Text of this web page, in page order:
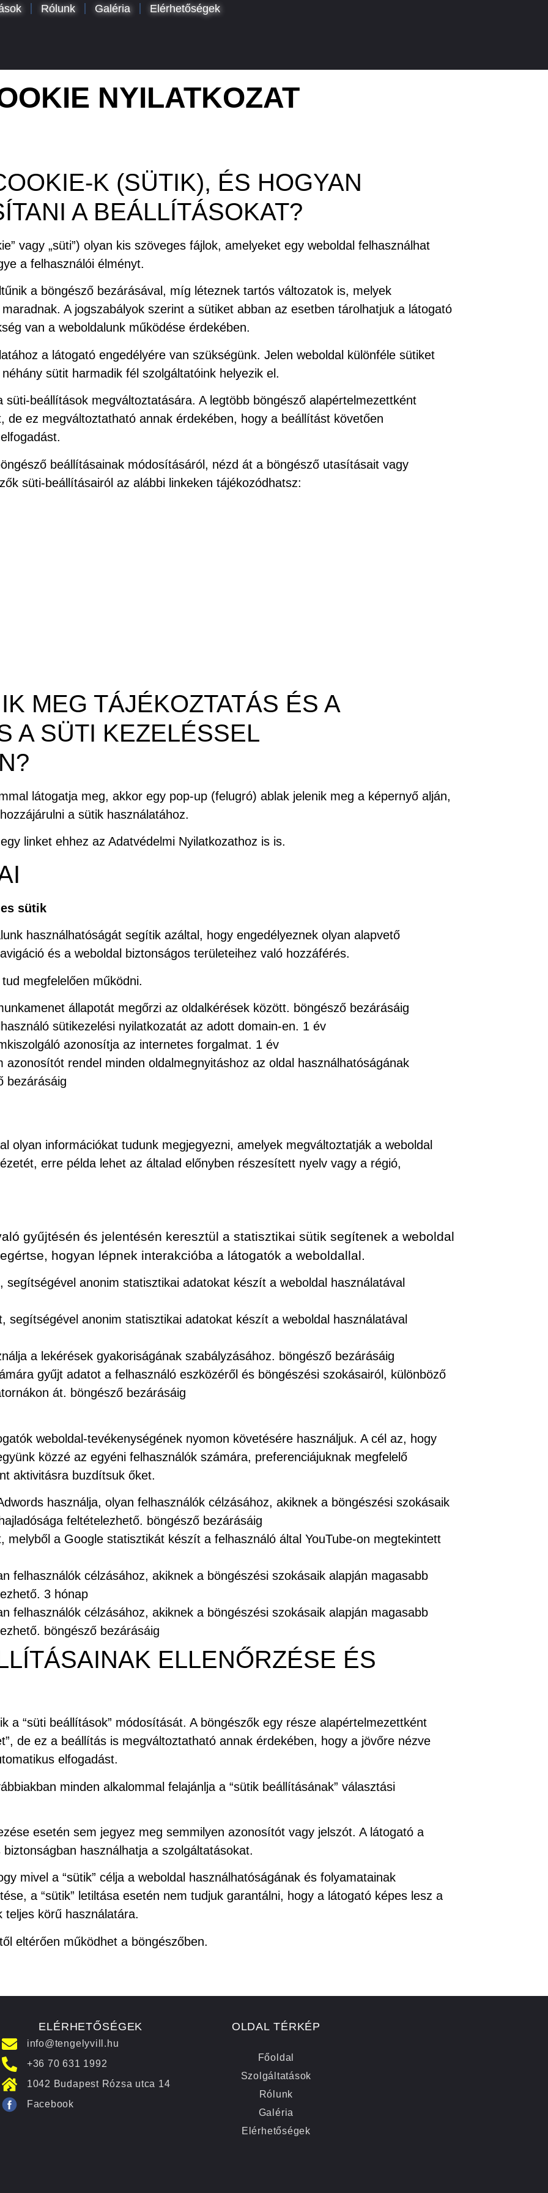
Rólunk Galéria Elérhetőségek
NYILATKOZAT
K (SÜTIK), ÉS HOGYAN
A BEÁLLÍTÁSOKAT?
vagy „süti”) olyan kis szöveges fájlok, amelyeket egy weboldal felhasználhat
a felhasználói élményt.
a böngésző bezárásával, míg léteznek tartós változatok is, melyek
A jogszabályok szerint a sütiket abban az esetben tárolhatjuk a látogató
van a weboldalunk működése érdekében.
a látogató engedélyére van szükségünk. Jelen weboldal különféle sütiket
sütit harmadik fél szolgáltatóink helyezik el.
süti-beállítások megváltoztatására. A legtöbb böngésző alapértelmezettként
de ez megváltoztatható annak érdekében, hogy a beállítást követően
beállításainak módosításáról, nézd át a böngésző utasításait vagy
süti-beállításairól az alábbi linkeken tájékozódhatsz:
MEG TÁJÉKOZTATÁS ÉS A
A SÜTI KEZELÉSSEL
látogatja meg, akkor egy pop-up (felugró) ablak jelenik meg a képernyő alján,
a sütik használatához.
linket ehhez az Adatvédelmi Nyilatkozathoz is is.
sütik
használhatóságát segítik azáltal, hogy engedélyeznek olyan alapvető
és a weboldal biztonságos területeihez való hozzáférés.
megfelelően működni.
állapotát megőrzi az oldalkérések között. böngésző bezárásáig
sütikezelési nyilatkozatát az adott domain-en. 1 év
azonosítja az internetes forgalmat. 1 év
azonosítót rendel minden oldalmegnyitáshoz az oldal használhatóságának
bezárásáig
olyan információkat tudunk megjegyezni, amelyek megváltoztatják a weboldal
erre példa lehet az általad előnyben részesített nyelv vagy a régió,
gyűjtésén és jelentésén keresztül a statisztikai sütik segítenek a weboldal
hogyan lépnek interakcióba a látogatók a weboldallal.
anonim statisztikai adatokat készít a weboldal használatával
segítségével anonim statisztikai adatokat készít a weboldal használatával
a lekérések gyakoriságának szabályzásához. böngésző bezárásáig
gyűjt adatot a felhasználó eszközéről és böngészési szokásairól, különböző
át. böngésző bezárásáig
weboldal-tevékenységének nyomon követésére használjuk. A cél az, hogy
közzé az egyéni felhasználók számára, preferenciájuknak megfelelő
aktivitásra buzdítsuk őket.
használja, olyan felhasználók célzásához, akiknek a böngészési szokásaik
feltételezhető. böngésző bezárásáig
a Google statisztikát készít a felhasználó által YouTube-on megtekintett
felhasználók célzásához, akiknek a böngészési szokásaik alapján magasabb
3 hónap
felhasználók célzásához, akiknek a böngészési szokásaik alapján magasabb
böngésző bezárásáig
ELLENŐRZÉSE ÉS
a “süti beállítások” módosítását. A böngészők egy része alapértelmezettként
de ez a beállítás is megváltoztatható annak érdekében, hogy a jövőre nézve
elfogadást.
minden alkalommal felajánlja a “sütik beállításának” választási
esetén sem jegyez meg semmilyen azonosítót vagy jelszót. A látogató a
használhatja a szolgáltatásokat.
mivel a “sütik” célja a weboldal használhatóságának és folyamatainak
a “sütik” letiltása esetén nem tudjuk garantálni, hogy a látogató képes lesz a
teljes körű használatára.
eltérően működhet a böngészőben.
ELÉRHETŐSÉGEK
info@tengelyvill.hu
+36 70 631 1992
1042 Budapest Rózsa utca 14
Facebook
OLDAL TÉRKÉP
Főoldal
Szolgáltatások
Rólunk
Galéria
Elérhetőségek